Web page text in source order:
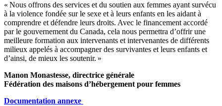
« Nous offrons des services et du soutien aux femmes ayant survécu
à la violence fondée sur le sexe et à leurs enfants en les aidant à
comprendre et défendre leurs droits. Avec le financement accordé
par le gouvernement du Canada, cela nous permettra d’offrir une
meilleure formation aux intervenants et intervenantes de différents
milieux appelés à accompagner des survivantes et leurs enfants et
d’ainsi, de mieux les soutenir. »
Manon Monastesse, directrice générale
Fédération des maisons d’hébergement pour femmes
Documentation annexe